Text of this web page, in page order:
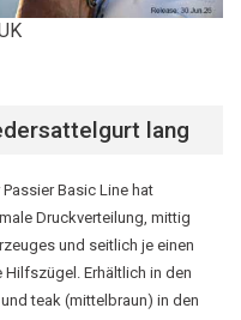
lang
Basic Line hat
Druckverteilung, mittig
und seitlich je einen
Erhältlich in den
teak (mittelbraun) in den